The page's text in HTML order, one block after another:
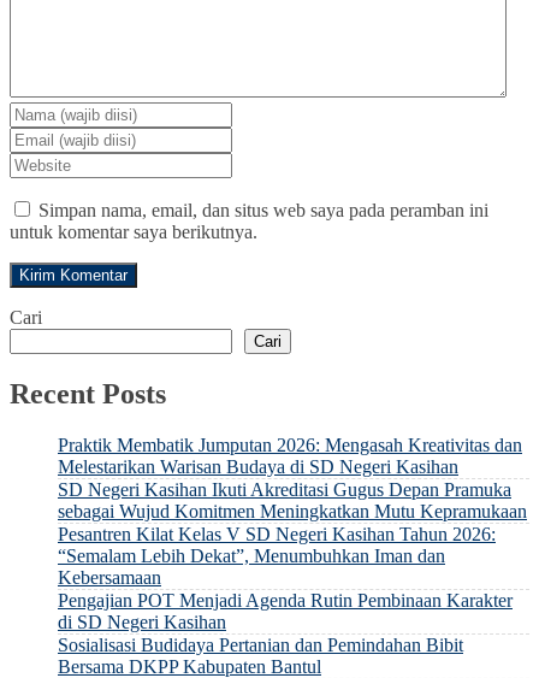
Simpan nama, email, dan situs web saya pada peramban ini
untuk komentar saya berikutnya.
Cari
Cari
Recent Posts
Praktik Membatik Jumputan 2026: Mengasah Kreativitas dan
Melestarikan Warisan Budaya di SD Negeri Kasihan
SD Negeri Kasihan Ikuti Akreditasi Gugus Depan Pramuka
sebagai Wujud Komitmen Meningkatkan Mutu Kepramukaan
Pesantren Kilat Kelas V SD Negeri Kasihan Tahun 2026:
“Semalam Lebih Dekat”, Menumbuhkan Iman dan
Kebersamaan
Pengajian POT Menjadi Agenda Rutin Pembinaan Karakter
di SD Negeri Kasihan
Sosialisasi Budidaya Pertanian dan Pemindahan Bibit
Bersama DKPP Kabupaten Bantul